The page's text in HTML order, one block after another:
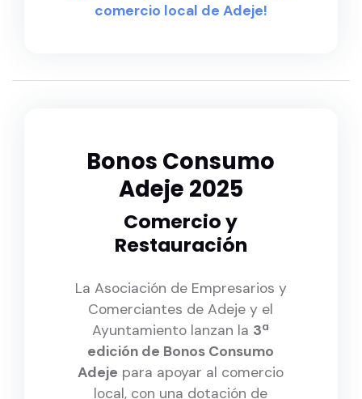
comercio local de Adeje!
Bonos Consumo
Adeje 2025
Comercio y
Restauración
La Asociación de Empresarios y
Comerciantes de Adeje y el
Ayuntamiento lanzan la 3ª
edición de Bonos Consumo
Adeje para apoyar al comercio
local, con una dotación de